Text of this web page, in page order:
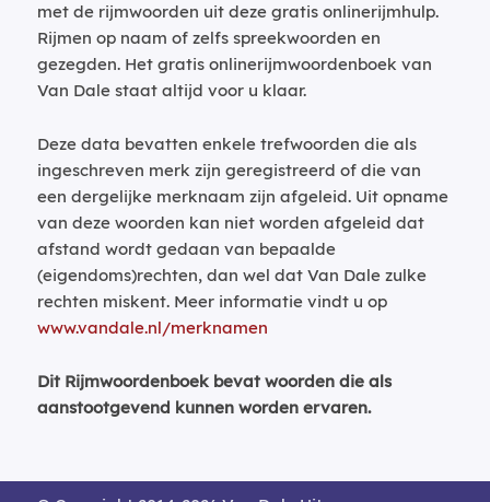
met de rijmwoorden uit deze gratis onlinerijmhulp.
Rijmen op naam of zelfs spreekwoorden en
gezegden. Het gratis onlinerijmwoordenboek van
Van Dale staat altijd voor u klaar.
Deze data bevatten enkele trefwoorden die als
ingeschreven merk zijn geregistreerd of die van
een dergelijke merknaam zijn afgeleid. Uit opname
van deze woorden kan niet worden afgeleid dat
afstand wordt gedaan van bepaalde
(eigendoms)rechten, dan wel dat Van Dale zulke
rechten miskent. Meer informatie vindt u op
www.vandale.nl/merknamen
Dit Rijmwoordenboek bevat woorden die als
aanstootgevend kunnen worden ervaren.